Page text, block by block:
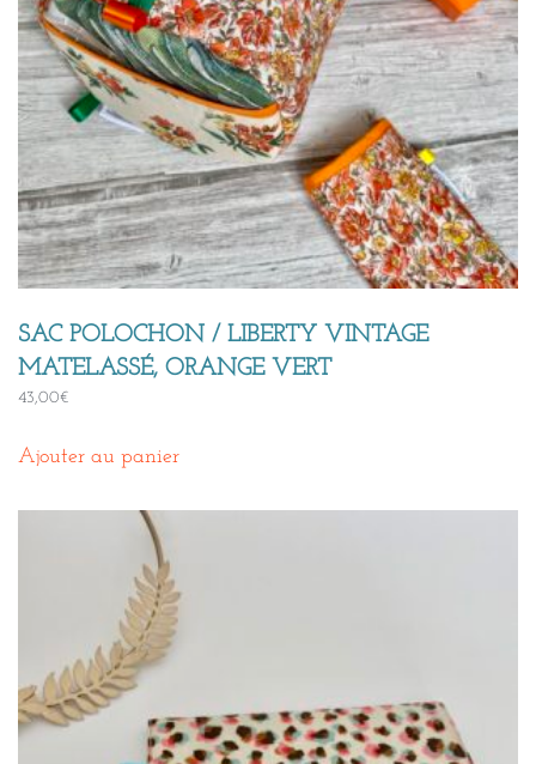
SAC POLOCHON / LIBERTY VINTAGE
MATELASSÉ, ORANGE VERT
43,00€
Ajouter au panier